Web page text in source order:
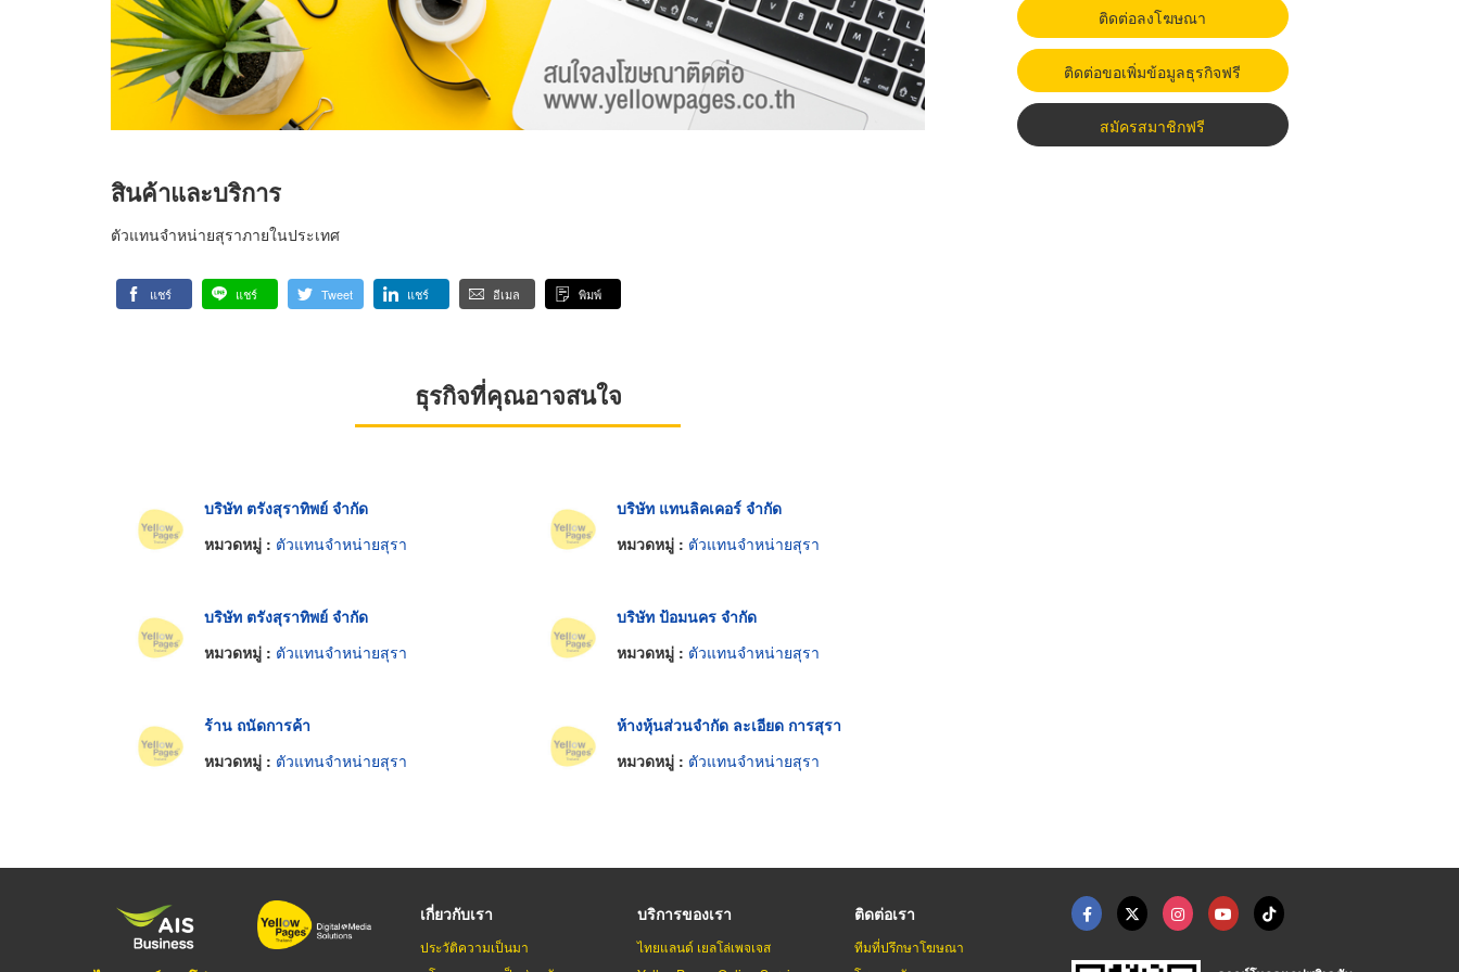
สินค้าและบริการ
ตัวแทนจำหน่ายสุราภายในประเทศ
แชร์ แชร์ Tweet แชร์ อีเมล พิมพ์
ธุรกิจที่คุณอาจสนใจ
บริษัท ตรังสุราทิพย์ จำกัด
หมวดหมู่ : ตัวแทนจำหน่ายสุรา
บริษัท แทนลิคเคอร์ จำกัด
หมวดหมู่ : ตัวแทนจำหน่ายสุรา
บริษัท ตรังสุราทิพย์ จำกัด
หมวดหมู่ : ตัวแทนจำหน่ายสุรา
บริษัท ป้อมนคร จำกัด
หมวดหมู่ : ตัวแทนจำหน่ายสุรา
ร้าน ถนัดการค้า
หมวดหมู่ : ตัวแทนจำหน่ายสุรา
ห้างหุ้นส่วนจำกัด ละเอียด การสุรา
หมวดหมู่ : ตัวแทนจำหน่ายสุรา
ติดต่อลงโฆษณา
ติดต่อขอเพิ่มข้อมูลธุรกิจฟรี
สมัครสมาชิกฟรี
เกี่ยวกับเรา
ประวัติความเป็นมา
บริการของเรา
ไทยแลนด์ เยลโล่เพจเจส
ติดต่อเรา
ทีมที่ปรึกษาโฆษณา